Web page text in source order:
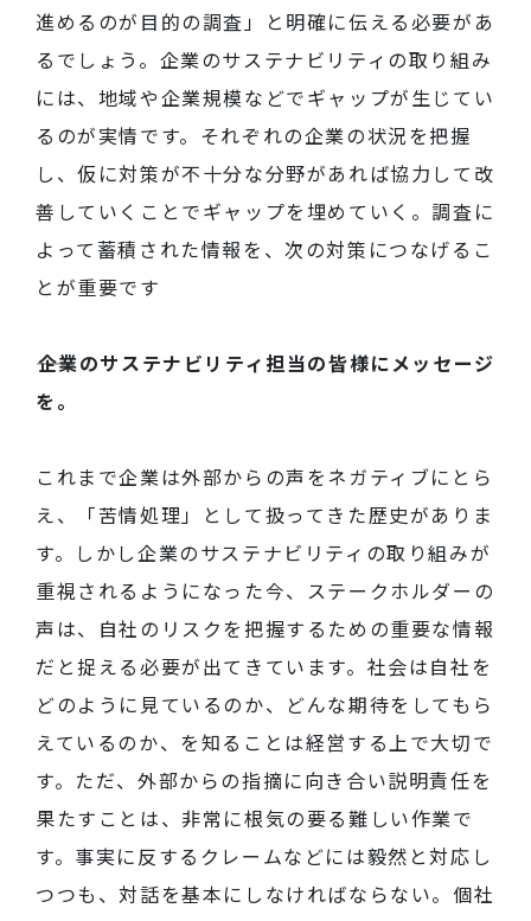
進めるのが目的の調査」と明確に伝える必要があ
るでしょう。企業のサステナビリティの取り組み
には、地域や企業規模などでギャップが生じてい
るのが実情です。それぞれの企業の状況を把握
し、仮に対策が不十分な分野があれば協力して改
善していくことでギャップを埋めていく。調査に
よって蓄積された情報を、次の対策につなげるこ
とが重要です
――企業のサステナビリティ担当の皆様にメッセージ
を。
これまで企業は外部からの声をネガティブにとら
え、「苦情処理」として扱ってきた歴史がありま
す。しかし企業のサステナビリティの取り組みが
重視されるようになった今、ステークホルダーの
声は、自社のリスクを把握するための重要な情報
だと捉える必要が出てきています。社会は自社を
どのように見ているのか、どんな期待をしてもら
えているのか、を知ることは経営する上で大切で
す。ただ、外部からの指摘に向き合い説明責任を
果たすことは、非常に根気の要る難しい作業で
す。事実に反するクレームなどには毅然と対応し
つつも、対話を基本にしなければならない。個社